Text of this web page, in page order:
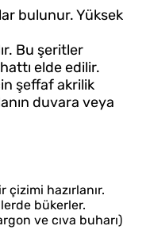
bulunur. Yüksek
Bu şeritler
elde edilir.
şeffaf akrilik
duvara veya
çizimi hazırlanır.
bükerler.
ve cıva buharı)